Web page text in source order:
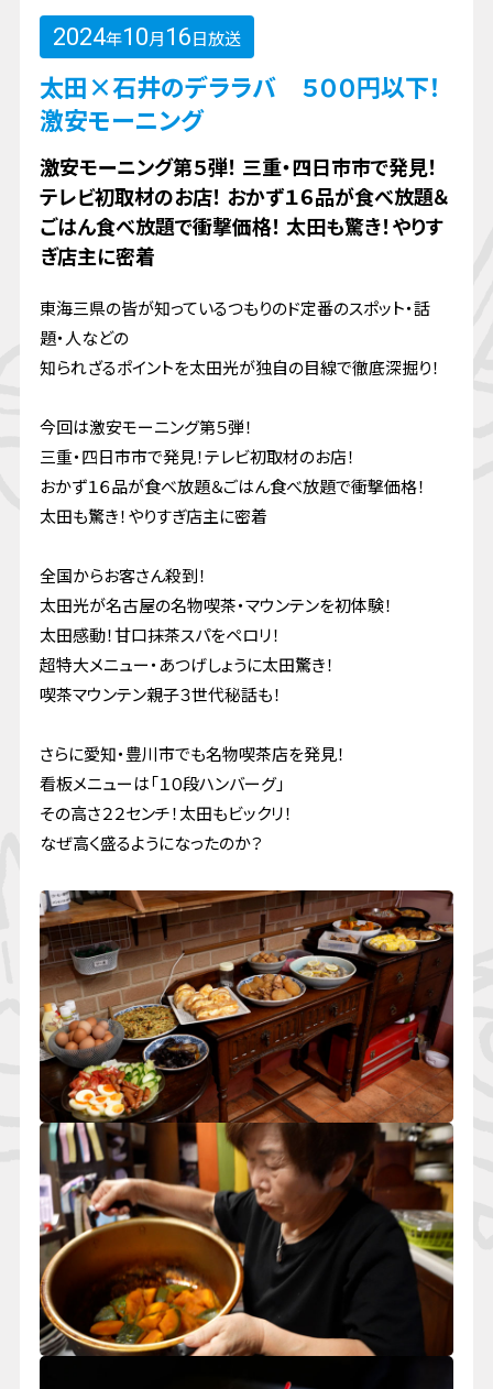
2024年10月16日放送
太田×石井のデララバ ５００円以下！
激安モーニング
激安モーニング第５弾！ 三重・四日市市で発見！
テレビ初取材のお店！ おかず１６品が食べ放題＆
ごはん食べ放題で衝撃価格！ 太田も驚き！やりす
ぎ店主に密着
東海三県の皆が知っているつもりのド定番のスポット・話
題・人などの
知られざるポイントを太田光が独自の目線で徹底深掘り！
今回は激安モーニング第５弾！
三重・四日市市で発見！テレビ初取材のお店！
おかず１６品が食べ放題＆ごはん食べ放題で衝撃価格！
太田も驚き！やりすぎ店主に密着
全国からお客さん殺到！
太田光が名古屋の名物喫茶・マウンテンを初体験！
太田感動！甘口抹茶スパをペロリ！
超特大メニュー・あつげしょうに太田驚き！
喫茶マウンテン親子３世代秘話も！
さらに愛知・豊川市でも名物喫茶店を発見！
看板メニューは「１０段ハンバーグ」
その高さ２２センチ！太田もビックリ！
なぜ高く盛るようになったのか？